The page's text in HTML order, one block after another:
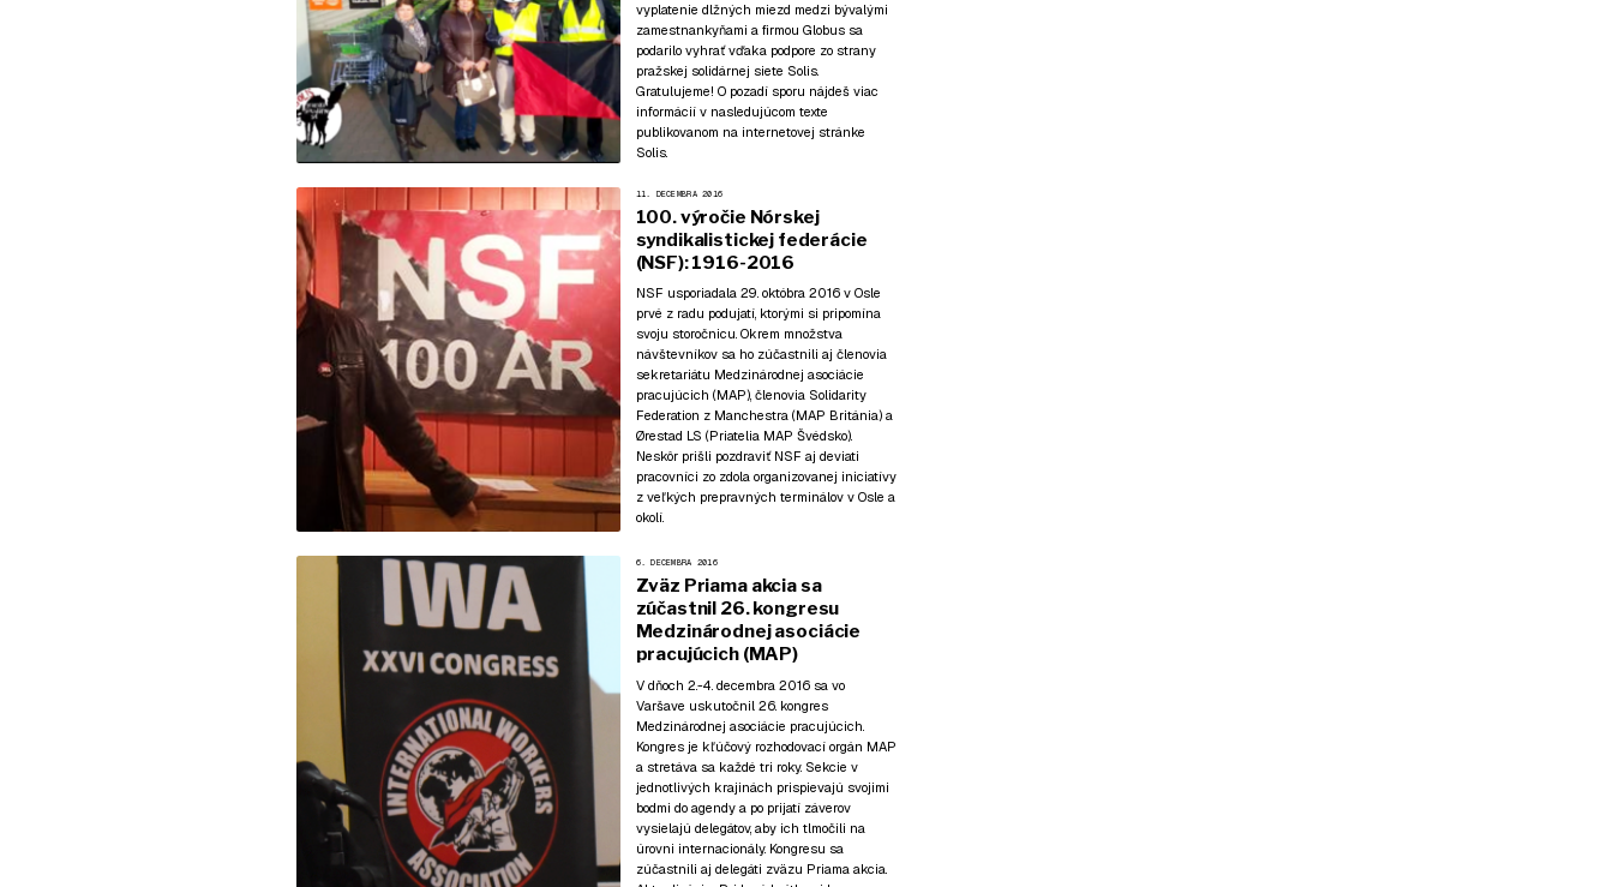
vyplatenie dlžných miezd medzi bývalými
zamestnankyňami a firmou Globus sa
podarilo vyhrať vďaka podpore zo strany
pražskej solidárnej siete Solis.
Gratulujeme! O pozadí sporu nájdeš viac
informácií v nasledujúcom texte
publikovanom na internetovej stránke
Solis.
11. DECEMBRA 2016
100. výročie Nórskej
syndikalistickej federácie
(NSF): 1916-2016
NSF usporiadala 29. októbra 2016 v Osle
prvé z radu podujatí, ktorými si pripomína
svoju storočnicu. Okrem množstva
návštevníkov sa ho zúčastnili aj členovia
sekretariátu Medzinárodnej asociácie
pracujúcich (MAP), členovia Solidarity
Federation z Manchestra (MAP Británia) a
Ørestad LS (Priatelia MAP Švédsko).
Neskôr prišli pozdraviť NSF aj deviati
pracovníci zo zdola organizovanej iniciatívy
z veľkých prepravných terminálov v Osle a
okolí.
6. DECEMBRA 2016
Zväz Priama akcia sa
zúčastnil 26. kongresu
Medzinárodnej asociácie
pracujúcich (MAP)
V dňoch 2.-4. decembra 2016 sa vo
Varšave uskutočnil 26. kongres
Medzinárodnej asociácie pracujúcich.
Kongres je kľúčový rozhodovací orgán MAP
a stretáva sa každé tri roky. Sekcie v
jednotlivých krajinách prispievajú svojimi
bodmi do agendy a po prijatí záverov
vysielajú delegátov, aby ich tlmočili na
úrovni internacionály. Kongresu sa
zúčastnili aj delegáti zväzu Priama akcia.